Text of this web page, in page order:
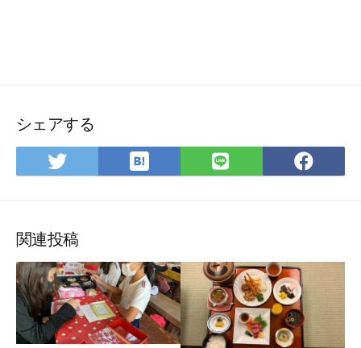
シェアする
Twitter
で
ア
は
て
ク
マ
ー
ク
に
LINE
で
で
関連投稿